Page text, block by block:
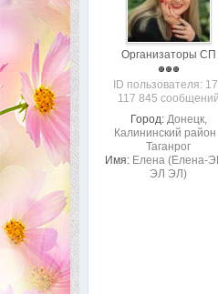
Организаторы СП
ID пользователя:
117 845 сообщений
Город: Донецк,
Калининский район
Таганрог
Имя: Елена (Елена-
ЭЛ ЭЛ)